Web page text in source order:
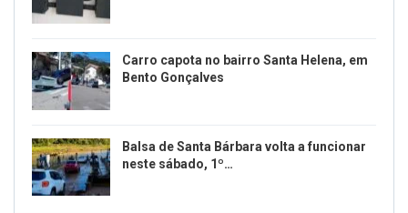
Carro capota no bairro Santa Helena, em
Bento Gonçalves
Balsa de Santa Bárbara volta a funcionar
neste sábado, 1º…